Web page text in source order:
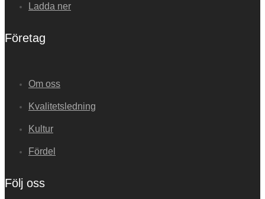
Ladda ner
Företag
Om oss
Kvalitetsledning
Kultur
Fördel
Följ oss